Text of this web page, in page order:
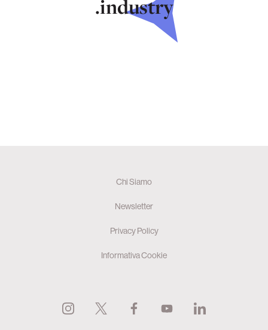
.industry
Chi Siamo
Newsletter
Privacy Policy
Informativa Cookie